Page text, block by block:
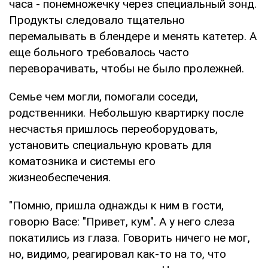
часа - понемножечку через специальный зонд.
Продукты следовало тщательно
перемалывать в блендере и менять катетер. А
еще больного требовалось часто
переворачивать, чтобы не было пролежней.
Семье чем могли, помогали соседи,
родственники. Небольшую квартирку после
несчастья пришлось переоборудовать,
установить специальную кровать для
коматозника и системы его
жизнеобеспечения.
"Помню, пришла однажды к ним в гости,
говорю Васе: "Привет, кум". А у него слеза
покатились из глаза. Говорить ничего не мог,
но, видимо, реагировал как-то на то, что